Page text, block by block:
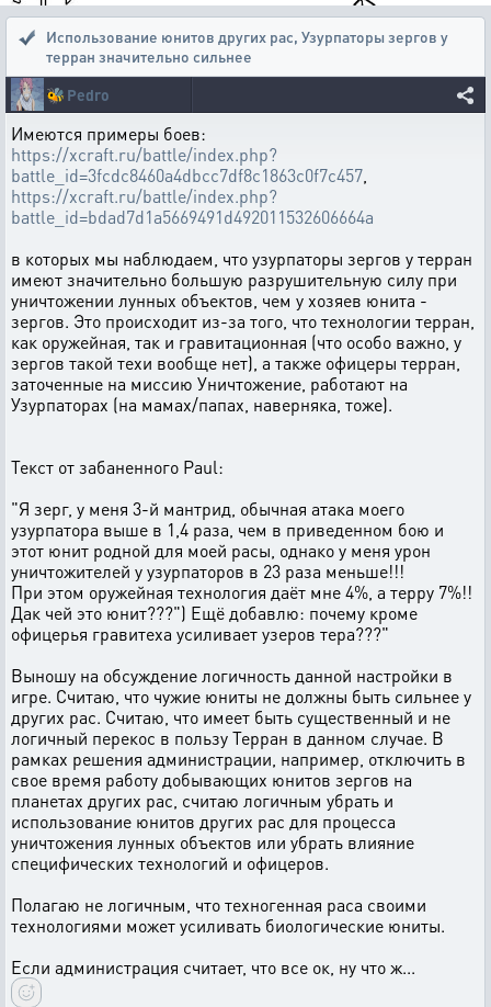
Использование юнитов других рас, Узурпаторы зергов у
терран значительно сильнее
🐝 Pedro
Имеются примеры боев:
https://xcraft.ru/battle/index.php?
battle_id=3fcdc8460a4dbcc7df8c1863c0f7c457
https://xcraft.ru/battle/index.php?
battle_id=bdad7d1a5669491d492011532606664a
в которых мы наблюдаем, что узурпаторы зергов у терран
имеют значительно большую разрушительную силу при
уничтожении лунных объектов, чем у хозяев юнита -
зергов. Это происходит из-за того, что технологии терран,
как оружейная, так и гравитационная (что особо важно, у
зергов такой техи вообще нет), а также офицеры терран,
заточенные на миссию Уничтожение, работают на
Узурпаторах (на мамах/папах, наверняка, тоже).
Текст от забаненного Paul:
"Я зерг, у меня 3-й мантрид, обычная атака моего
узурпатора выше в 1,4 раза, чем в приведенном бою и
этот юнит родной для моей расы, однако у меня урон
уничтожителей у узурпаторов в 23 раза меньше!!!
При этом оружейная технология даёт мне 4%, а терру 7%!!
Дак чей это юнит???") Ещё добавлю: почему кроме
офицерья гравитеха усиливает узеров тера???"
Выношу на обсуждение логичность данной настройки в
игре. Считаю, что чужие юниты не должны быть сильнее у
других рас. Считаю, что имеет быть существенный и не
логичный перекос в пользу Терран в данном случае. В
рамках решения администрации, например, отключить в
свое время работу добывающих юнитов зергов на
планетах других рас, считаю логичным убрать и
использование юнитов других рас для процесса
уничтожения лунных объектов или убрать влияние
специфических технологий и офицеров.
Полагаю не логичным, что техногенная раса своими
технологиями может усиливать биологические юниты.
Если администрация считает, что все ок, ну что ж...